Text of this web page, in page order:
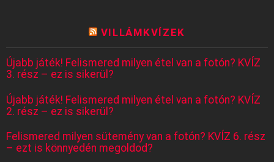
VILLÁMKVÍZEK
Újabb játék! Felismered milyen étel van a fotón? KVÍZ
3. rész – ez is sikerül?
Újabb játék! Felismered milyen étel van a fotón? KVÍZ
2. rész – ez is sikerül?
Felismered milyen sütemény van a fotón? KVÍZ 6. rész
– ezt is könnyedén megoldod?